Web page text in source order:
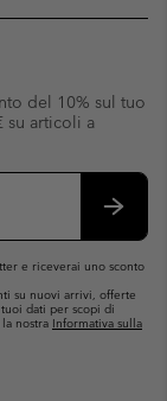
del 10% sul tuo
su articoli a
e riceverai uno sconto
su nuovi arrivi, offerte
dati per scopi di
nostra Informativa sulla